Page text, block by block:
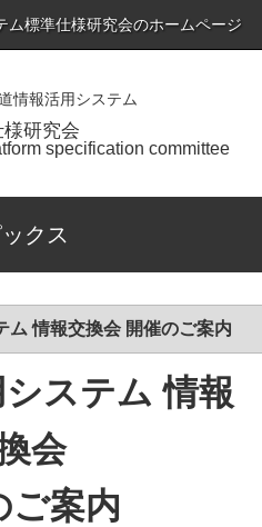
ム標準仕様研究会のホームページ
情報活用システム
研究会
specification committee
ックス
ム 情報交換会 開催のご案内
ステム 情報
会
ご案内